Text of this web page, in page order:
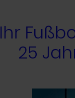
Ihr
25